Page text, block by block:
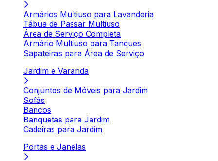
Armários Multiuso para Lavanderia
Tábua de Passar Multiuso
Área de Serviço Completa
Armário Multiuso para Tanques
Sapateiras para Área de Serviço
Jardim e Varanda
Conjuntos de Móveis para Jardim
Sofás
Bancos
Banquetas para Jardim
Cadeiras para Jardim
Portas e Janelas